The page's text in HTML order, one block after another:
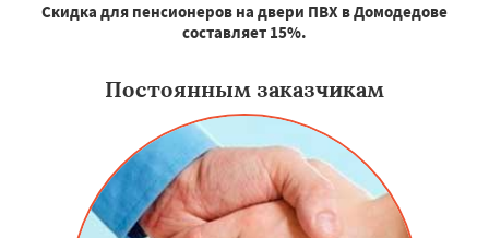
Скидка для пенсионеров на двери ПВХ в Домодедове
составляет 15%.
Постоянным заказчикам